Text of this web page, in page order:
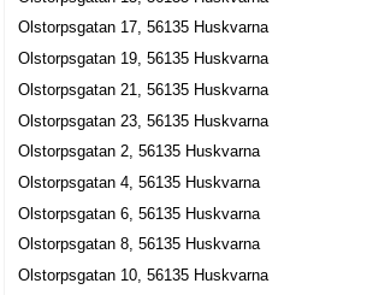
Olstorpsgatan 17, 56135 Huskvarna
Olstorpsgatan 19, 56135 Huskvarna
Olstorpsgatan 21, 56135 Huskvarna
Olstorpsgatan 23, 56135 Huskvarna
Olstorpsgatan 2, 56135 Huskvarna
Olstorpsgatan 4, 56135 Huskvarna
Olstorpsgatan 6, 56135 Huskvarna
Olstorpsgatan 8, 56135 Huskvarna
Olstorpsgatan 10, 56135 Huskvarna